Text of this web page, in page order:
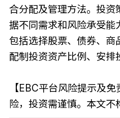
合分配及管理方法。投资
据不同需求和风险承受能
包括选择股票、债券、商
配制投资资产比例、安排
【EBC平台风险提示及
险，投资需谨慎。本文不